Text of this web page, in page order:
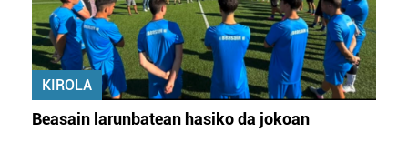
KIROLA
Beasain larunbatean hasiko da jokoan